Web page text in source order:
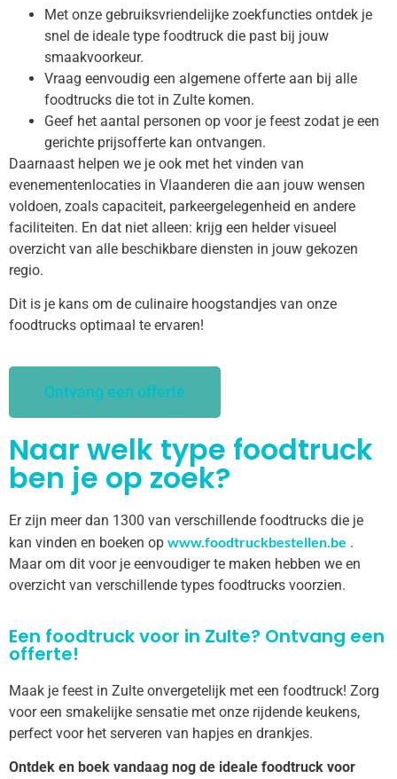
Met onze gebruiksvriendelijke zoekfuncties ontdek je
snel de ideale type foodtruck die past bij jouw
smaakvoorkeur.
Vraag eenvoudig een algemene offerte aan bij alle
foodtrucks die tot in Zulte komen.
Geef het aantal personen op voor je feest zodat je een
gerichte prijsofferte kan ontvangen.
Daarnaast helpen we je ook met het vinden van
evenementenlocaties in Vlaanderen die aan jouw wensen
voldoen, zoals capaciteit, parkeergelegenheid en andere
faciliteiten. En dat niet alleen: krijg een helder visueel
overzicht van alle beschikbare diensten in jouw gekozen
regio.
Dit is je kans om de culinaire hoogstandjes van onze
foodtrucks optimaal te ervaren!
Ontvang een offerte
Naar welk type foodtruck
ben je op zoek?
Er zijn meer dan 1300 van verschillende foodtrucks die je
kan vinden en boeken op www.foodtruckbestellen.be .
Maar om dit voor je eenvoudiger te maken hebben we en
overzicht van verschillende types foodtrucks voorzien.
Een foodtruck voor in Zulte? Ontvang een
offerte!
Maak je feest in Zulte onvergetelijk met een foodtruck! Zorg
voor een smakelijke sensatie met onze rijdende keukens,
perfect voor het serveren van hapjes en drankjes.
Ontdek en boek vandaag nog de ideale foodtruck voor